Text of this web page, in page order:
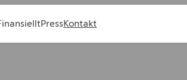
PressKontakt